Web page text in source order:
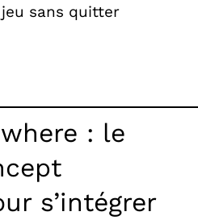
sans quitter
: le
s’intégrer